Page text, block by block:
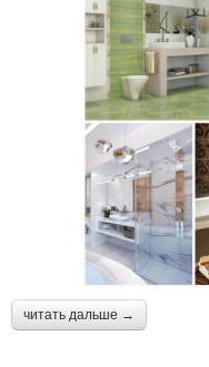
читать дальше →